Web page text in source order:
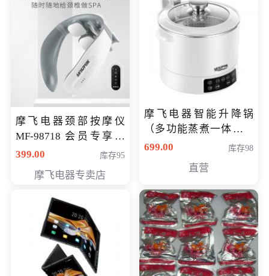
摩飞电器颈部按摩仪
MF-98718 会员专享价
299元
399.00 库存95
摩飞电器专卖店
摩飞电器智能升降锅
（多功能蒸煮一体锅）
（智能升降养生锅） 会
699.00 库存98
直营